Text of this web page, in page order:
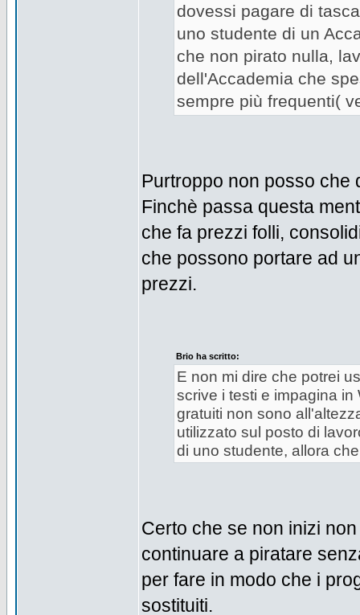
dovessi pagare di
uno studente di un
che non pirato nulla,
dell'Accademia che
sempre più frequenti(
Purtroppo non posso che
Finchè passa questa
che fa prezzi folli,
che possono portare ad
prezzi.
Brio ha scritto:
E non mi dire che potrei
scrive i testi e impagina in
gratuiti non sono
utilizzato sul posto di
di uno studente, allora
Certo che se non inizi
continuare a piratare
per fare in modo che i
sostituiti.